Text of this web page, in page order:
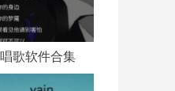
唱歌软件合集